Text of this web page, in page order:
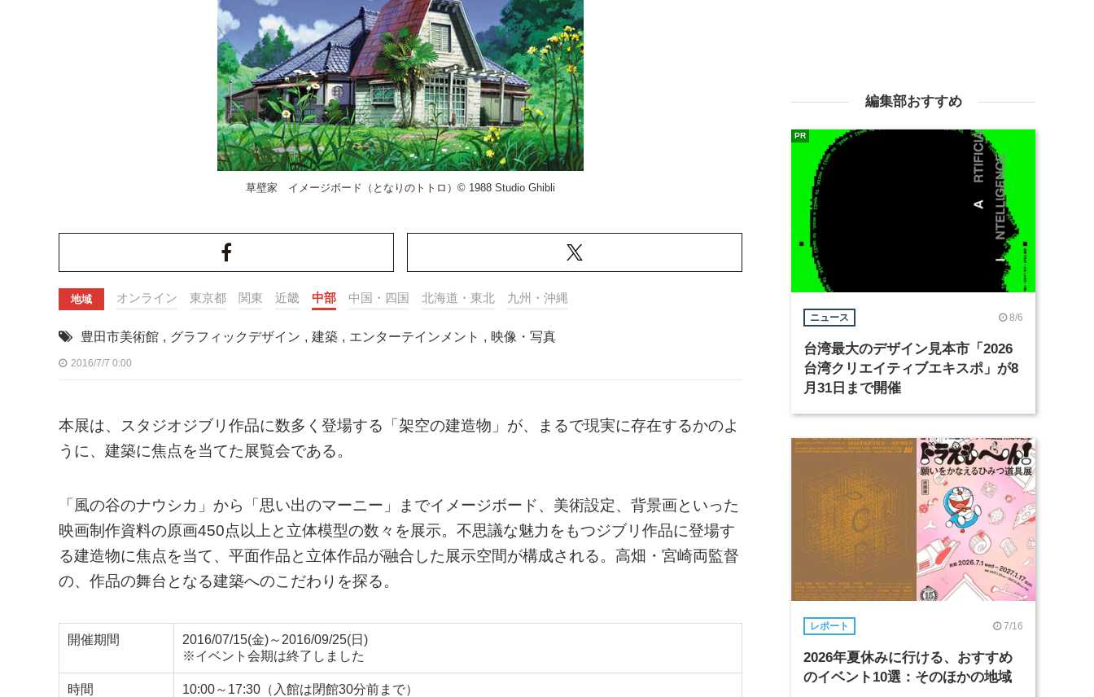
草壁家 イメージボード（となりのトトロ）© 1988 Studio Ghibli
地域 オンライン 東京都 関東 近畿 中部 中国・四国 北海道・東北 九州・沖縄
豊田市美術館 , グラフィックデザイン , 建築 , エンターテインメント , 映像・写真
2016/7/7 0:00
本展は、スタジオジブリ作品に数多く登場する「架空の建造物」が、まるで現実に存在するかのよ
うに、建築に焦点を当てた展覧会である。
「風の谷のナウシカ」から「思い出のマーニー」までイメージボード、美術設定、背景画といった
映画制作資料の原画450点以上と立体模型の数々を展示。不思議な魅力をもつジブリ作品に登場す
る建造物に焦点を当て、平面作品と立体作品が融合した展示空間が構成される。高畑・宮崎両監督
の、作品の舞台となる建築へのこだわりを探る。
開催期間
2016/07/15(金)～2016/09/25(日)
※イベント会期は終了しました
時間 10:00～17:30（入館は閉館30分前まで）
編集部おすすめ
ニュース 8/6
台湾最大のデザイン見本市「2026
台湾クリエイティブエキスポ」が8
月31日まで開催
PR
レポート 7/16
2026年夏休みに行ける、おすすめ
のイベント10選：そのほかの地域